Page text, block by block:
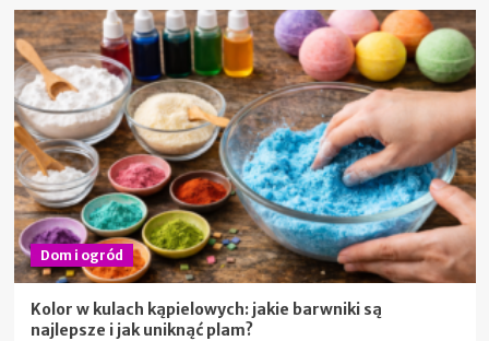
Dom i ogród
Kolor w kulach kąpielowych: jakie barwniki są
najlepsze i jak uniknąć plam?